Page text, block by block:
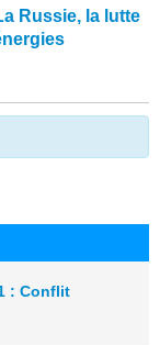
Russie, la lutte
: Conflit